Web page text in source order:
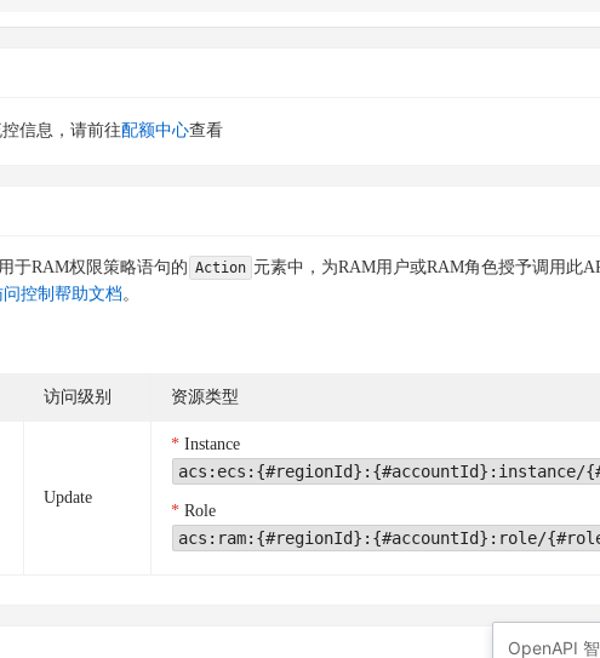
信息，请前往配额中心查看
于RAM权限策略语句的 Action 元素中，为RAM用户或RAM角色授予调用此
问控制帮助文档。
访问级别 资源类型
Update
Instance
acs:ecs:{#regionId}:{#accountId}:instance/
Role
acs:ram:{#regionId}:{#accountId}:role/
OpenAPI